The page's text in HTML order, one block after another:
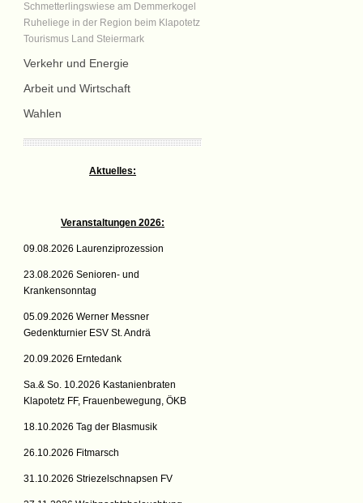
Schmetterlingswiese am Demmerkogel
Ruheliege in der Region beim Klapotetz
Tourismus Land Steiermark
Verkehr und Energie
Arbeit und Wirtschaft
Wahlen
Aktuelles:
Veranstaltungen 2026:
09.08.2026 Laurenziprozession
23.08.2026 Senioren- und
Krankensonntag
05.09.2026 Werner Messner
Gedenkturnier ESV St. Andrä
20.09.2026 Erntedank
Sa.& So. 10.2026 Kastanienbraten
Klapotetz FF, Frauenbewegung, ÖKB
18.10.2026 Tag der Blasmusik
26.10.2026 Fitmarsch
31.10.2026 Striezelschnapsen FV